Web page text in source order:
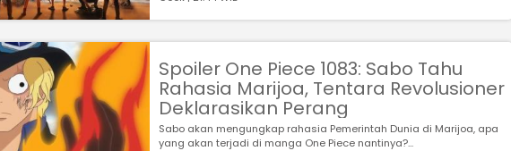
Spoiler One Piece 1083: Sabo Tahu
Rahasia Marijoa, Tentara Revolusioner
Deklarasikan Perang
Sabo akan mengungkap rahasia Pemerintah Dunia di Marijoa, apa
yang akan terjadi di manga One Piece nantinya?...